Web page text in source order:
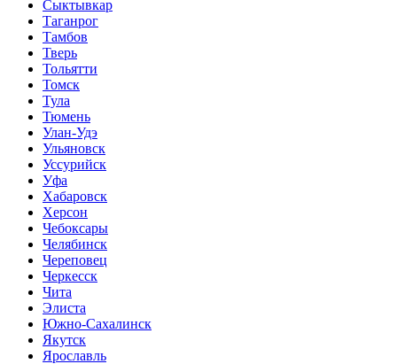
Сыктывкар
Таганрог
Тамбов
Тверь
Тольятти
Томск
Тула
Тюмень
Улан-Удэ
Ульяновск
Уссурийск
Уфа
Хабаровск
Херсон
Чебоксары
Челябинск
Череповец
Черкесск
Чита
Элиста
Южно-Сахалинск
Якутск
Ярославль